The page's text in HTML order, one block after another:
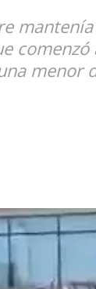
comenzó
menor